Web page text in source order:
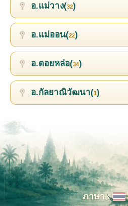
อ.แม่วาง(32)
อ.แม่ออน(22)
อ.ดอยหล่อ(34)
อ.กัลยาณิวัฒนา(1)
ภาษา :